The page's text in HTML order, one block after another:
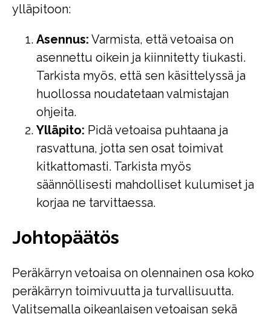
ylläpitoon:
Asennus: Varmista, että vetoaisa on
asennettu oikein ja kiinnitetty tiukasti.
Tarkista myös, että sen käsittelyssä ja
huollossa noudatetaan valmistajan
ohjeita.
Ylläpito: Pidä vetoaisa puhtaana ja
rasvattuna, jotta sen osat toimivat
kitkattomasti. Tarkista myös
säännöllisesti mahdolliset kulumiset ja
korjaa ne tarvittaessa.
Johtopäätös
Peräkärryn vetoaisa on olennainen osa koko
peräkärryn toimivuutta ja turvallisuutta.
Valitsemalla oikeanlaisen vetoaisan sekä